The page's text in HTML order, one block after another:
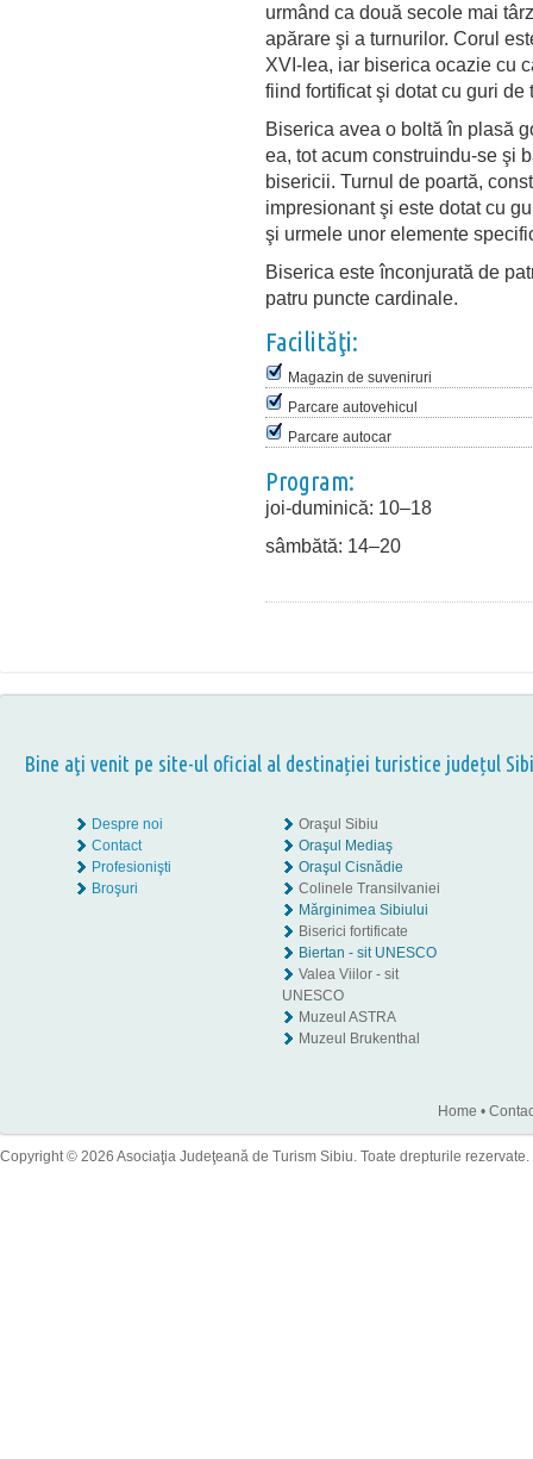
urmând ca două secole mai
apărare şi a turnurilor. Corul
XVI-lea, iar biserica ocazie cu
fiind fortificat şi dotat cu guri de
Biserica avea o boltă în plasă
ea, tot acum construindu-se şi
bisericii. Turnul de poartă,
impresionant şi este dotat cu
şi urmele unor elemente
Biserica este înconjurată de
patru puncte cardinale.
Facilităţi:
Magazin de suveniruri
Parcare autovehicul
Parcare autocar
Program:
joi-duminică: 10–18
sâmbătă: 14–20
Bine aţi venit pe site-ul oficial al destinației turistice județul
Despre noi
Contact
Profesionişti
Broşuri
Oraşul Sibiu
Oraşul Mediaş
Oraşul Cisnădie
Colinele Transilvaniei
Mărginimea Sibiului
Biserici fortificate
Biertan - sit UNESCO
Valea Viilor - sit
UNESCO
Muzeul ASTRA
Muzeul Brukenthal
Home •
Copyright © 2026 Asociaţia Judeţeană de Turism Sibiu. Toate drepturile rezervate.